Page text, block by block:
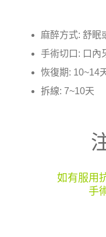
麻醉方式: 舒眠
手術切口: 口內
恢復期: 10~14
拆線: 7~10天
如有服用
手